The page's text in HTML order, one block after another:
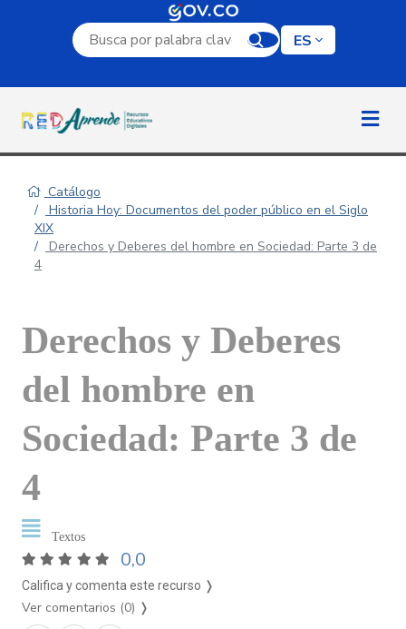
Campo de búsqueda por palabra clave
ES
Catálogo
Historia Hoy: Documentos del poder público en el Siglo
XIX
Derechos y Deberes del hombre en Sociedad: Parte 3 de
4
Derechos y Deberes
del hombre en
Sociedad: Parte 3 de
4
Textos
0,0
Califica y comenta este recurso ❭
Ver comentarios (0) ❭